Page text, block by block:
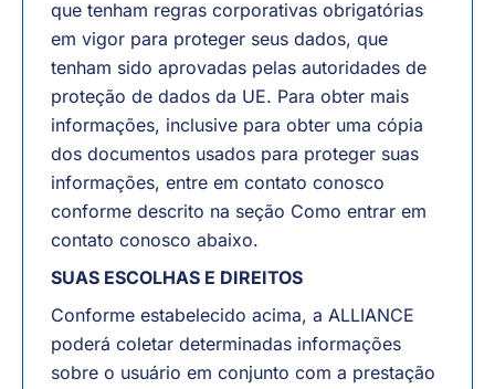
que tenham regras corporativas obrigatórias
em vigor para proteger seus dados, que
tenham sido aprovadas pelas autoridades de
proteção de dados da UE. Para obter mais
informações, inclusive para obter uma cópia
dos documentos usados para proteger suas
informações, entre em contato conosco
conforme descrito na seção Como entrar em
contato conosco abaixo.
SUAS ESCOLHAS E DIREITOS
Conforme estabelecido acima, a ALLIANCE
poderá coletar determinadas informações
sobre o usuário em conjunto com a prestação